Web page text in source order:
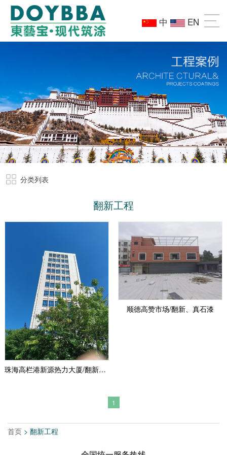
中 EN
分类列表
翻新工程
珠海高栏港新源热力大厦/翻新，多彩漆
顺德高赞市场/翻新、真石漆
1
首页 > 翻新工程